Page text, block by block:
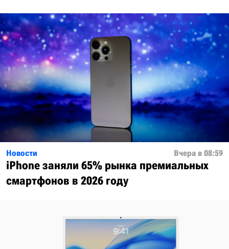
Новости Вчера в 08:59
iPhone заняли 65% рынка премиальных
смартфонов в 2026 году